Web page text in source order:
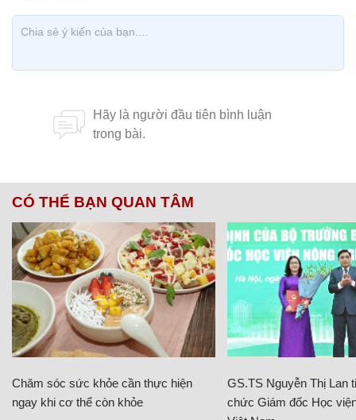
CÓ THỂ BẠN QUAN TÂM
Chăm sóc sức khỏe cần thực hiện
ngay khi cơ thể còn khỏe
GS.TS Nguyễn Thị Lan
chức Giám đốc Học